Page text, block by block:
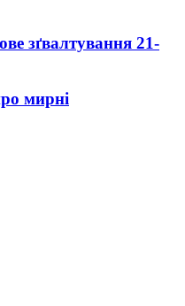
зґвалтування 21-
мирні